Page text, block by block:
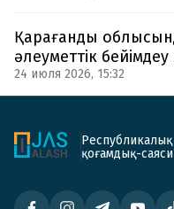
Қарағанды
әлеуметтік
24 июля 2026, 15:32
Республикалық
қоғамдық-саяси